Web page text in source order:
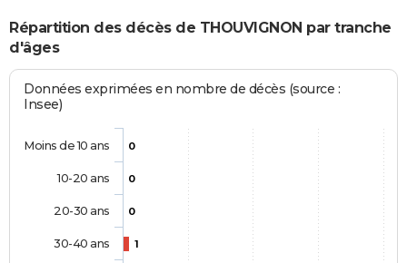
Répartition des décès de THOUVIGNON par tranche
d'âges
Données exprimées en nombre de décès (source :
Insee)
0
0
0
1
Moins de 10 ans
10-20 ans
20-30 ans
30-40 ans